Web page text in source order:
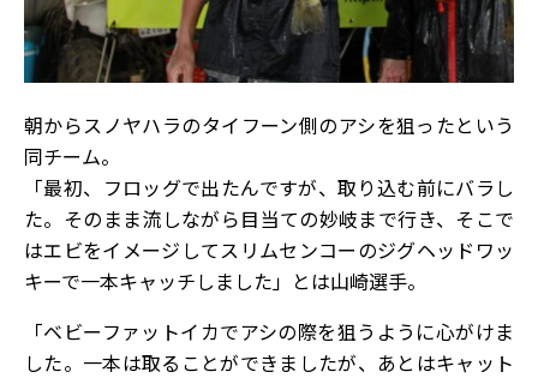
朝からスノヤハラのタイフーン側のアシを狙ったという
同チーム。
「最初、フロッグで出たんですが、取り込む前にバラし
た。そのまま流しながら目当ての妙岐まで行き、そこで
はエビをイメージしてスリムセンコーのジグヘッドワッ
キーで一本キャッチしました」とは山崎選手。
「ベビーファットイカでアシの際を狙うように心がけま
した。一本は取ることができましたが、あとはキャット